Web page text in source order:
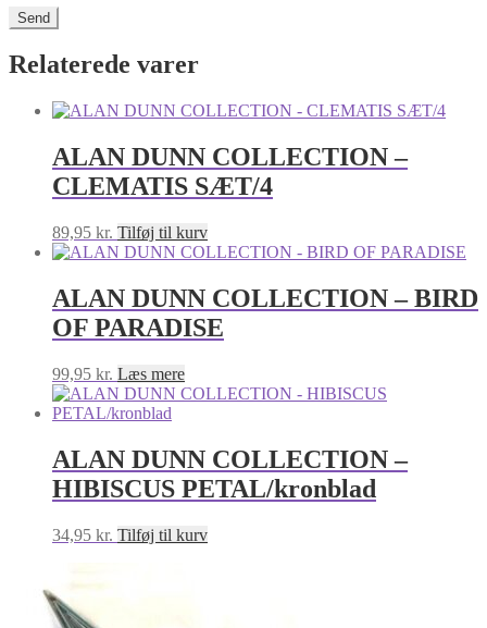
Relaterede varer
ALAN DUNN COLLECTION –
CLEMATIS SÆT/4
89,95 kr. Tilføj til kurv
ALAN DUNN COLLECTION – BIRD
OF PARADISE
99,95 kr. Læs mere
ALAN DUNN COLLECTION –
HIBISCUS PETAL/kronblad
34,95 kr. Tilføj til kurv